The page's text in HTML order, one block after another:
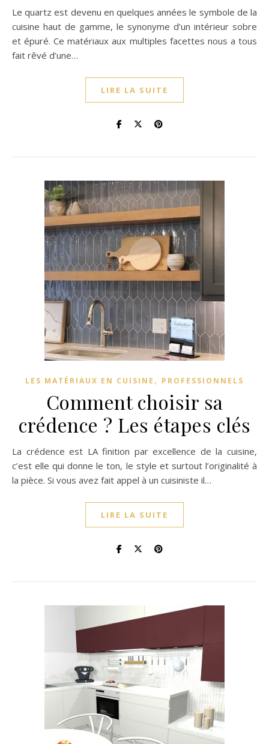
Le quartz est devenu en quelques années le symbole de la
cuisine haut de gamme, le synonyme d’un intérieur sobre
et épuré. Ce matériaux aux multiples facettes nous a tous
fait rêvé d’une…
LIRE LA SUITE
LES MATÉRIAUX EN CUISINE , PROFESSIONNELS
Comment choisir sa
crédence ? Les étapes clés
La crédence est LA finition par excellence de la cuisine,
c’est elle qui donne le ton, le style et surtout l’originalité à
la pièce. Si vous avez fait appel à un cuisiniste il…
LIRE LA SUITE